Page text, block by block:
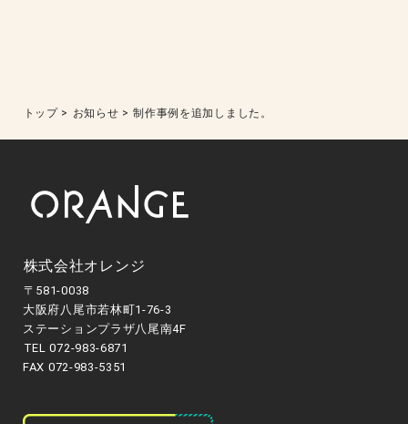
トップ> お知らせ > 制作事例を追加しました。
株式会社オレンジ
〒581-0038
大阪府八尾市若林町1-76-3
ステーションプラザ八尾南4F
TEL 072-983-6871
FAX 072-983-5351